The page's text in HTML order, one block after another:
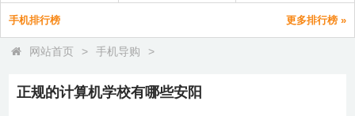
手机排行榜 更多排行榜 »
网站首页 > 手机导购 >
正规的计算机学校有哪些安阳